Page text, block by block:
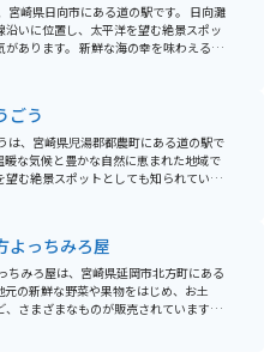
崎県日向市にある道の駅です。 日向灘
沿いに位置し、太平洋を望む絶景スポッ
があります。 新鮮な海の幸を味わえるレ
の特産品を販売するショップなどがあ
を感じながら、海岸線をツーリングす
、日向市の特産品
」を使った商品が人気です。 へべすは、
に似た柑橘類で、爽やかな香りと酸味が
すを使ったジュースや調味料、お菓子な
ごう
は、宮崎県児湯郡都農町にある道の駅で
暖な気候と豊かな自然に恵まれた地域で
望む絶景スポットとしても知られていま
日向夏」を使ったスイーツなども人気
訪れた際には、太平洋を眺めながら食事
ます。 都農町には、道の駅以
ップで有名な「都農神社」や、サーフィ
知られる「恋ヶ浦」など、観光スポッ
よっちみろ屋
ちみろ屋は、宮崎県延岡市北方町にある
元の新鮮な野菜や果物をはじめ、お土
、さまざまなものが販売されています。
は、駐車場も広く停めやすいので安心